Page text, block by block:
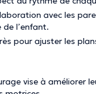
avec les
l’enfant.
pour ajuster les
vise à améliorer